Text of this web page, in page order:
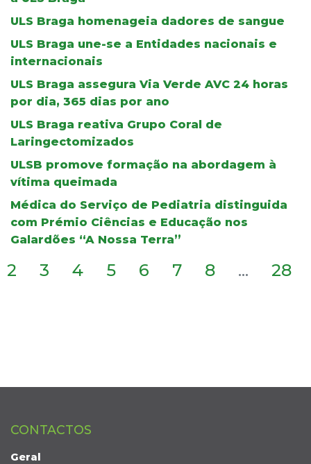
ULS Braga homenageia dadores de sangue
ULS Braga une-se a Entidades nacionais e
internacionais
ULS Braga assegura Via Verde AVC 24 horas
por dia, 365 dias por ano
ULS Braga reativa Grupo Coral de
Laringectomizados
ULSB promove formação na abordagem à
vítima queimada
Médica do Serviço de Pediatria distinguida
com Prémio Ciências e Educação nos
Galardões “A Nossa Terra”
2 3 4 5 6 7 8 ... 28
CONTACTOS
Geral